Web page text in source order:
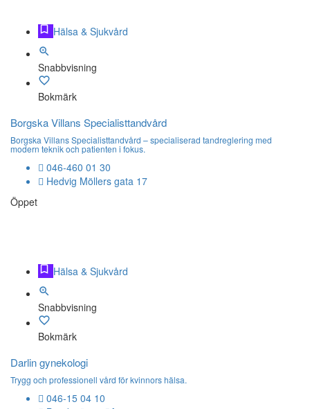
Hälsa & Sjukvård
Snabbvisning
Bokmärk
Borgska Villans Specialisttandvård
Borgska Villans Specialisttandvård – specialiserad tandreglering med
modern teknik och patienten i fokus.
046-460 01 30
Hedvig Möllers gata 17
Öppet
Hälsa & Sjukvård
Snabbvisning
Bokmärk
Darlin gynekologi
Trygg och professionell vård för kvinnors hälsa.
046-15 04 10